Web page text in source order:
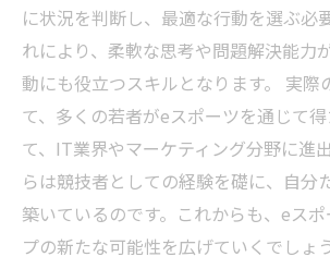
に状況を判断し、最適な行動を選ぶ必
れにより、柔軟な思考や問題解決能力
動にも役立つスキルとなります。 実際
て、多くの若者がeスポーツを通じて
て、IT業界やマーケティング分野に進
らは競技者としての経験を礎に、自分
築いているのです。これからも、eス
プの新たな可能性を広げていくでしょう